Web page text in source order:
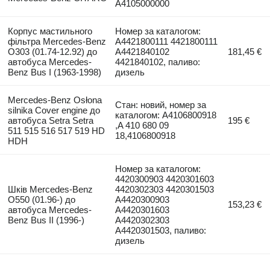
A4105000000
Корпус мастильного
фільтра Mercedes-Benz
O303 (01.74-12.92) до
автобуса Mercedes-
Benz Bus I (1963-1998)
Номер за каталогом:
A4421800111 4421800111
A4421840102
4421840102, паливо:
дизель
181,45 €
Mercedes-Benz Osłona
silnika Cover engine до
автобуса Setra Setra
511 515 516 517 519 HD
HDH
Стан: новий, номер за
каталогом: A4106800918
,A 410 680 09
18,4106800918
195 €
Шків Mercedes-Benz
O550 (01.96-) до
автобуса Mercedes-
Benz Bus II (1996-)
Номер за каталогом:
4420300903 4420301603
4420302303 4420301503
A4420300903
A4420301603
A4420302303
A4420301503, паливо:
дизель
153,23 €